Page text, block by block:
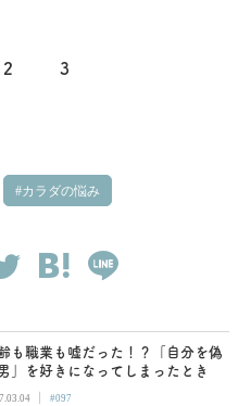
2 3
カラダの悩み
も職業も嘘だった！？「自分を偽
」を好きになってしまったとき
| #097